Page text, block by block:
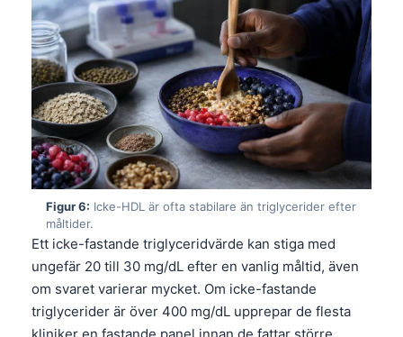
Figur 6: Icke-HDL är ofta stabilare än triglycerider efter
måltider.
Ett icke-fastande triglyceridvärde kan stiga med
ungefär 20 till 30 mg/dL efter en vanlig måltid, även
om svaret varierar mycket. Om icke-fastande
triglycerider är över 400 mg/dL upprepar de flesta
Esperanto
Ślōnskŏ gŏdka
Norsk bokmål